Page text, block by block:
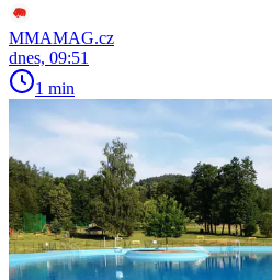
MMAMAG.cz
dnes, 09:51
1 min